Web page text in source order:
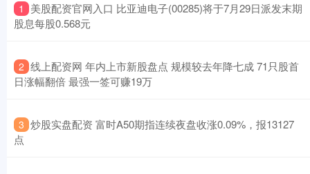
1
​美股配资官网入口 比亚迪电子(00285)将于7月29日派发末期
股息每股0.568元
2 ​线上配资网 年内上市新股盘点 规模较去年降七成 71只股首
日涨幅翻倍 最强一签可赚19万
3 ​炒股实盘配资 富时A50期指连续夜盘收涨0.09%，报13127
点